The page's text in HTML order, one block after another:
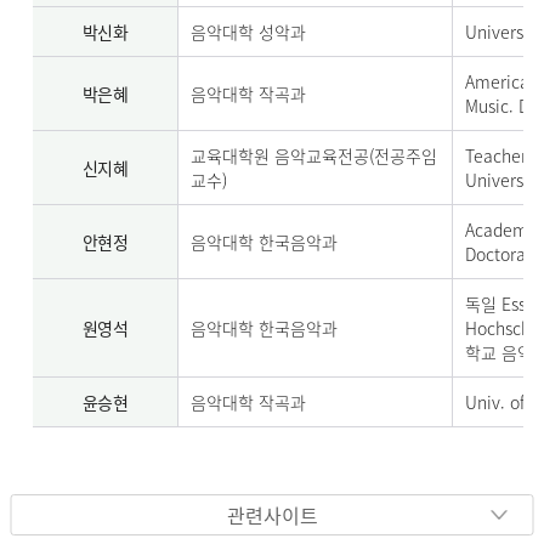
박신화 음악대학 성악과
박은혜 음악대학 작곡과
Music.
신지혜
교육대학원 음악교육전공(전공주임
교수)
Teachers
안현정 음악대학 한국음악과
Academy
Doctorat(
원영석 음악대학 한국음악과
독일
학교 음악
윤승현 음악대학 작곡과 Univ. of
관련사이트